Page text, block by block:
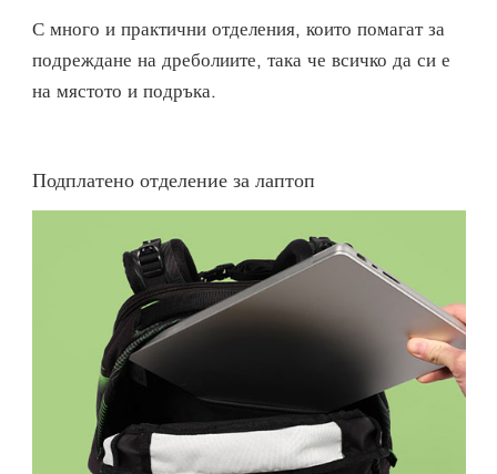
С много и практични отделения, които помагат за
подреждане на дреболиите, така че всичко да си е
на мястото и подръка.
Подплатено отделение за лаптоп